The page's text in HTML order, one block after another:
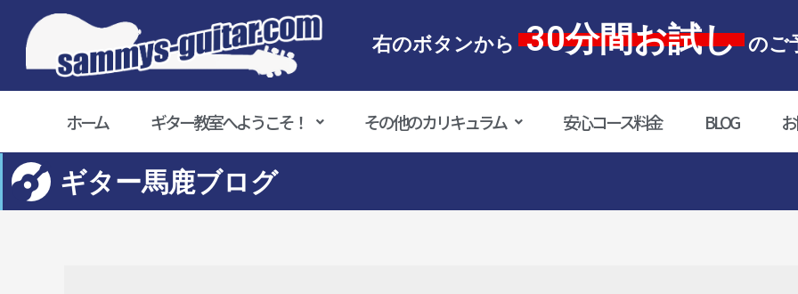
右のボタンから 30分間お試し のご
ホーム ギター教室へようこそ！ その他のカリキュラム 安心コース料金 BLOG
ギター馬鹿ブログ